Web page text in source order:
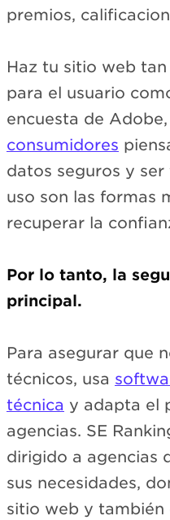
premios,
Haz tu sitio web
para el usuario
encuesta de Adobe,
consumidores
datos seguros y
uso son las formas
recuperar la
Por lo tanto, la
principal.
Para asegurar que
técnicos, usa
técnica y adapta el
agencias. SE
dirigido a agencias
sus necesidades,
sitio web y también